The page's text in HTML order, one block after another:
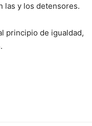
las y los detensores.
principio de igualdad,